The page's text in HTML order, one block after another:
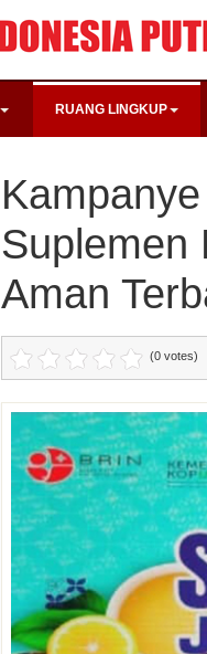
RUANG LINGKUP
Suplemen
Aman
(0 votes)